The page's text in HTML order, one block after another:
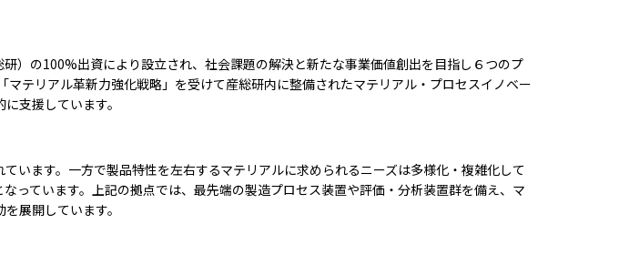
）の100%出資により設立され、社会課題の解決と新たな事業価値創出を目指し６つのプ
テリアル革新力強化戦略」を受けて産総研内に整備されたマテリアル・プロセスイノベー
支援しています。
います。一方で製品特性を左右するマテリアルに求められるニーズは多様化・複雑化して
っています。上記の拠点では、最先端の製造プロセス装置や評価・分析装置群を備え、マ
展開しています。